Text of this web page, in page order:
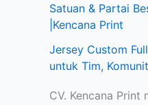
Satuan & Partai
|Kencana Print
Jersey Custom
untuk Tim,
CV. Kencana Print